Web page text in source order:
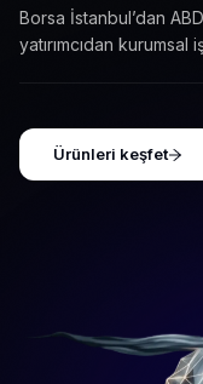
Borsa İstanbul’dan
yatırımcıdan kurumsal
Ürünleri keşfet